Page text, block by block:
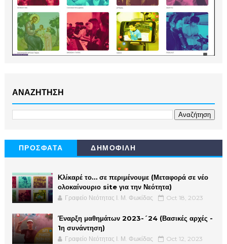
ΑΝΑΖΗΤΗΣΗ
ΠΡΟΣΦΑΤΑ ΔΗΜΟΦΙΛΗ
Κλίκαρέ το… σε περιμένουμε (Μεταφορά σε νέο
ολοκαίνουριο site για την Νεότητα)
Γραφείο Νεότητας Ι. Μ. Φωκίδας Oct 18, 2023
Έναρξη μαθημάτων 2023-´24 (Βασικές αρχές -
1η συνάντηση)
Γραφείο Νεότητας Ι. Μ. Φωκίδας Oct 12, 2023